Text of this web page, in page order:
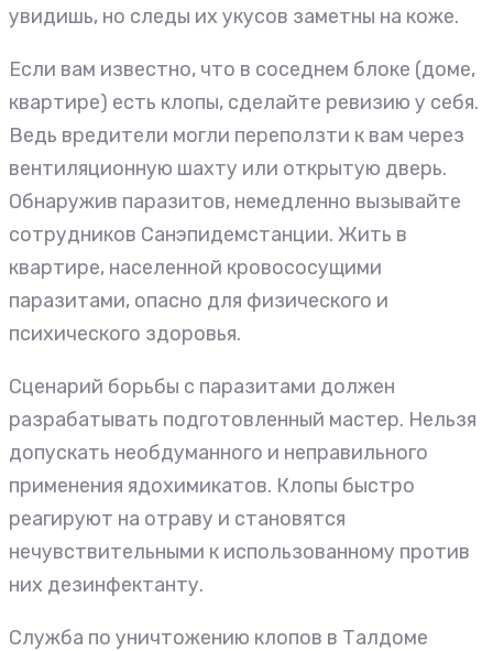
увидишь, но следы их укусов заметны на коже.
Если вам известно, что в соседнем блоке (доме,
квартире) есть клопы, сделайте ревизию у себя.
Ведь вредители могли переползти к вам через
вентиляционную шахту или открытую дверь.
Обнаружив паразитов, немедленно вызывайте
сотрудников Санэпидемстанции. Жить в
квартире, населенной кровососущими
паразитами, опасно для физического и
психического здоровья.
Сценарий борьбы с паразитами должен
разрабатывать подготовленный мастер. Нельзя
допускать необдуманного и неправильного
применения ядохимикатов. Клопы быстро
реагируют на отраву и становятся
нечувствительными к использованному против
них дезинфектанту.
Служба по уничтожению клопов в Талдоме